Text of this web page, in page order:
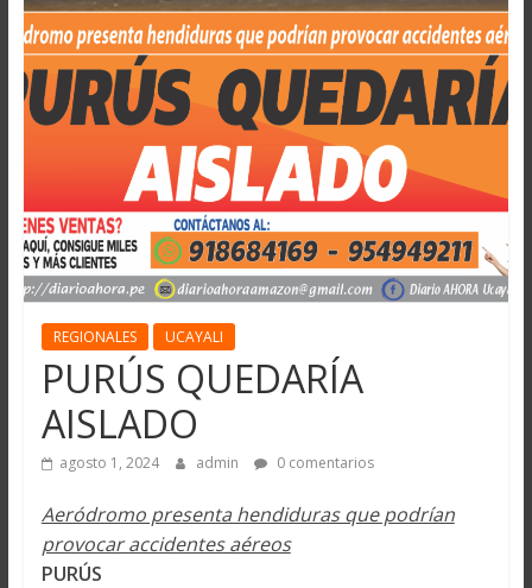
REGIONALES UCAYALI
PURÚS QUEDARÍA
AISLADO
agosto 1, 2024 admin 0 comentarios
Aeródromo presenta hendiduras que podrían
provocar accidentes aéreos
PURÚS